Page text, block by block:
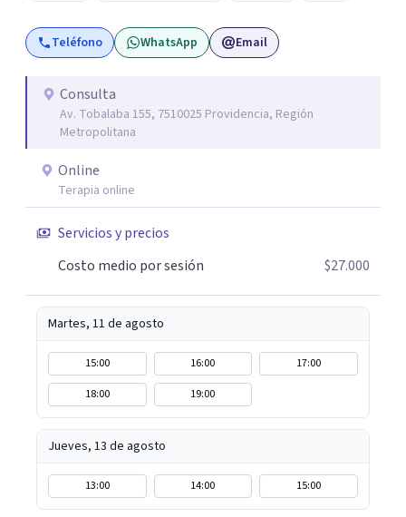
Teléfono WhatsApp Email
Consulta
Av. Tobalaba 155, 7510025 Providencia, Región
Metropolitana
Online
Terapia online
Servicios y precios
Costo medio por sesión
$27.000
Martes, 11 de agosto
15:00 16:00
17:00
18:00
19:00
Jueves, 13 de agosto
13:00 14:00 15:00